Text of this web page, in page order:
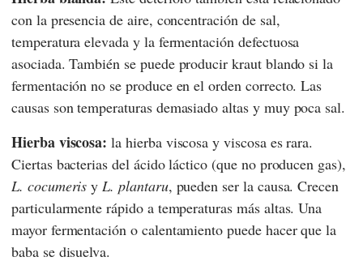
con la presencia de aire, concentración de sal,
temperatura elevada y la fermentación defectuosa
asociada. También se puede producir kraut blando si la
fermentación no se produce en el orden correcto. Las
causas son temperaturas demasiado altas y muy poca sal.
Hierba viscosa: la hierba viscosa y viscosa es rara.
Ciertas bacterias del ácido láctico (que no producen gas),
L. cocumeris y L. plantaru, pueden ser la causa. Crecen
particularmente rápido a temperaturas más altas. Una
mayor fermentación o calentamiento puede hacer que la
baba se disuelva.